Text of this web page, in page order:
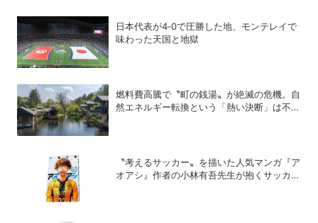
日本代表が4‐0で圧勝した地、モンテレイで
味わった天国と地獄
燃料費高騰で〝町の銭湯〟が絶滅の危機。自
然エネルギー転換という「熱い決断」は不可
〝考えるサッカー〟を描いた人気マンガ『ア
オアシ』作者の小林有吾先生が抱くサッカー